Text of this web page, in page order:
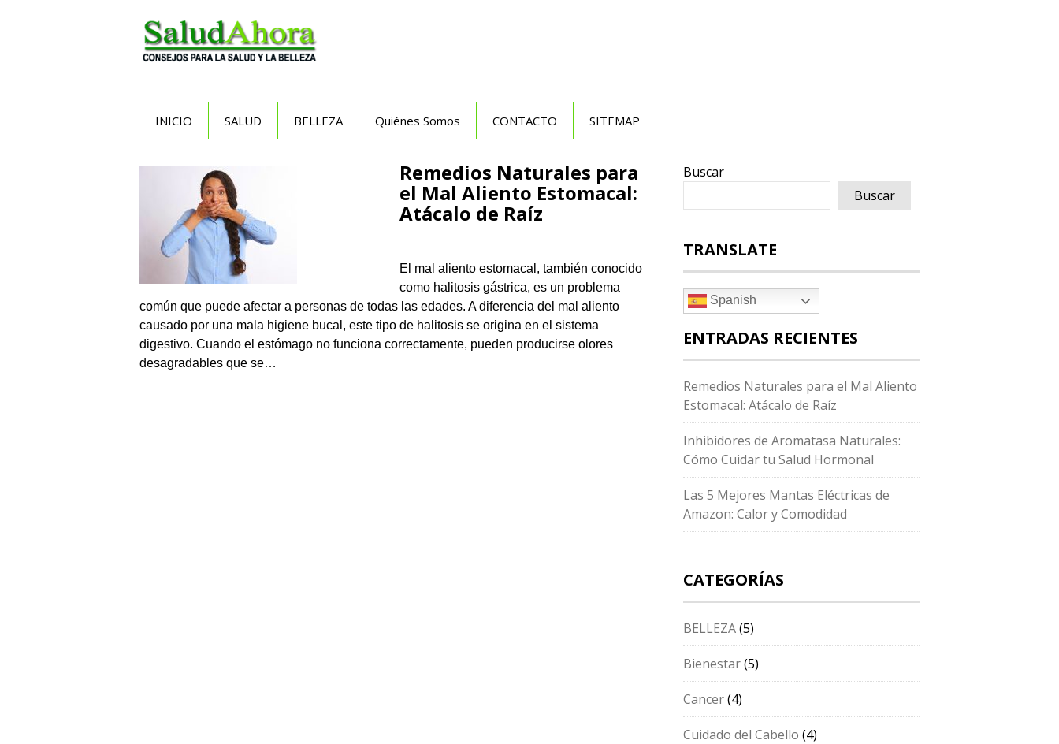
INICIO SALUD BELLEZA Quiénes Somos CONTACTO SITEMAP
Remedios Naturales para
el Mal Aliento Estomacal:
Atácalo de Raíz
El mal aliento estomacal, también conocido
como halitosis gástrica, es un problema
común que puede afectar a personas de todas las edades. A diferencia del mal aliento
causado por una mala higiene bucal, este tipo de halitosis se origina en el sistema
digestivo. Cuando el estómago no funciona correctamente, pueden producirse olores
desagradables que se…
Buscar
Buscar
TRANSLATE
Spanish
ENTRADAS RECIENTES
Remedios Naturales para el Mal Aliento
Estomacal: Atácalo de Raíz
Inhibidores de Aromatasa Naturales:
Cómo Cuidar tu Salud Hormonal
Las 5 Mejores Mantas Eléctricas de
Amazon: Calor y Comodidad
CATEGORÍAS
BELLEZA(5)
Bienestar(5)
Cancer(4)
Cuidado del Cabello (4)